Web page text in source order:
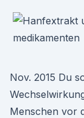
Nov. 2015 Du
Menschen vor